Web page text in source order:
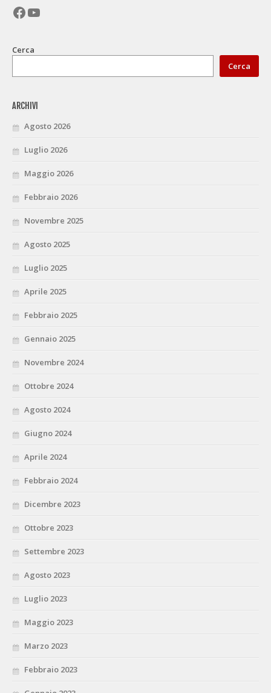
Facebook
YouTube
Cerca
Cerca
ARCHIVI
Agosto 2026
Luglio 2026
Maggio 2026
Febbraio 2026
Novembre 2025
Agosto 2025
Luglio 2025
Aprile 2025
Febbraio 2025
Gennaio 2025
Novembre 2024
Ottobre 2024
Agosto 2024
Giugno 2024
Aprile 2024
Febbraio 2024
Dicembre 2023
Ottobre 2023
Settembre 2023
Agosto 2023
Luglio 2023
Maggio 2023
Marzo 2023
Febbraio 2023